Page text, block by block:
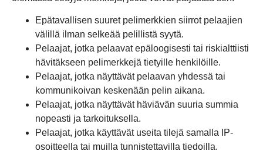
Epätavallisen suuret pelimerkkien siirrot pelaajien
välillä ilman selkeää pelillistä syytä.
Pelaajat, jotka pelaavat epäloogisesti tai riskialttiisti
hävitäkseen pelimerkkejä tietyille henkilöille.
Pelaajat, jotka näyttävät pelaavan yhdessä tai
kommunikoivan keskenään pelin aikana.
Pelaajat, jotka näyttävät häviävän suuria summia
nopeasti ja tarkoituksella.
Pelaajat, jotka käyttävät useita tilejä samalla IP-
osoitteella tai muilla tunnistettavilla tiedoilla.